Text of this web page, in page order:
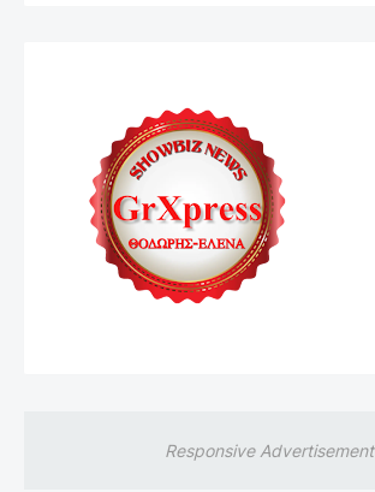
Responsive Advertisement